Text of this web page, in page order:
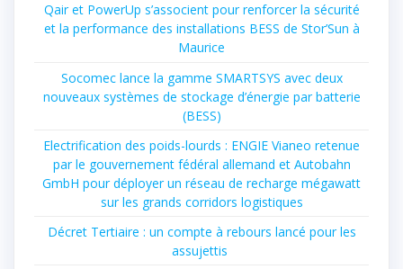
Qair et PowerUp s’associent pour renforcer la sécurité
et la performance des installations BESS de Stor’Sun à
Maurice
Socomec lance la gamme SMARTSYS avec deux
nouveaux systèmes de stockage d’énergie par batterie
(BESS)
Electrification des poids-lourds : ENGIE Vianeo retenue
par le gouvernement fédéral allemand et Autobahn
GmbH pour déployer un réseau de recharge mégawatt
sur les grands corridors logistiques
Décret Tertiaire : un compte à rebours lancé pour les
assujettis